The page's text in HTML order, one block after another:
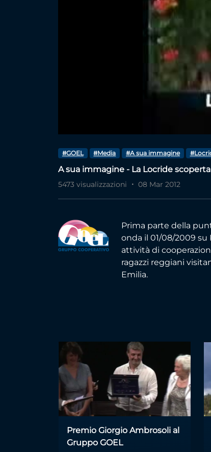
#GOEL #Media #A sua immagine
A sua immagine - La Locride
5473 visualizzazioni 08 Mar 2012
Prima parte della
onda il 01/08/2009 su
attività di
ragazzi reggiani
Emilia.
Premio Giorgio Ambrosoli al
Gruppo GOEL